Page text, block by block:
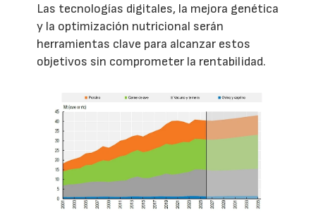
Las tecnologías digitales, la mejora genética
y la optimización nutricional serán
herramientas clave para alcanzar estos
objetivos sin comprometer la rentabilidad.